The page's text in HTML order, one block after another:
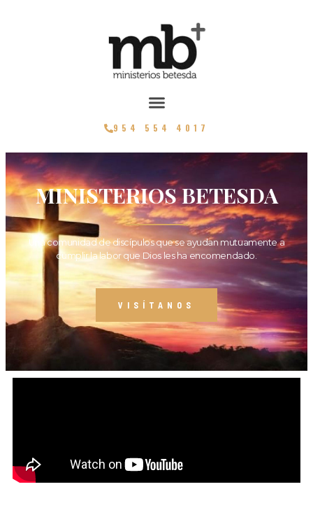
954 554 4017
MINISTERIOS BETESDA
Una comunidad de discípulos que se ayudan mutuamente a
cumplir la labor que Dios les ha encomendado.
VISÍTANOS